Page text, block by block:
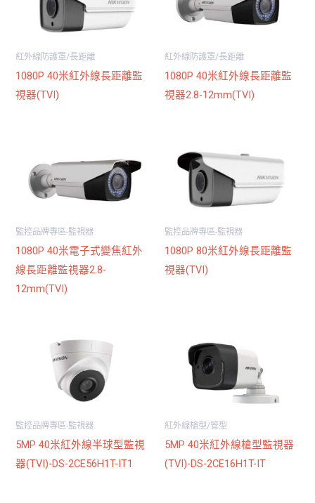
紅外線防護罩/長距離
1080P 40米紅外線長距離監
視器(TVI)
紅外線防護罩/長距離
1080P 40米紅外線長距離監
視器2.8-12mm(TVI)
監控品牌專區-監視器
1080P 40米電子式變焦紅外
線長距離監視器2.8-
12mm(TVI)
監控品牌專區-監視器
1080P 80米紅外線長距離監
視器(TVI)
監控品牌專區-監視器
5MP 40米紅外線半球型監視
器(TVI)-DS-2CE56H1T-IT1
紅外線槍型/管型
5MP 40米紅外線槍型監視器
(TVI)-DS-2CE16H1T-IT